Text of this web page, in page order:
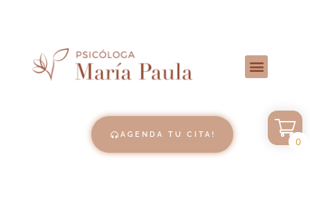
AGENDA TU CITA!
0